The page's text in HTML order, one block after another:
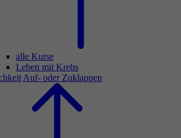
alle Kurse
Leben mit Krebs
Auf- oder Zuklappen